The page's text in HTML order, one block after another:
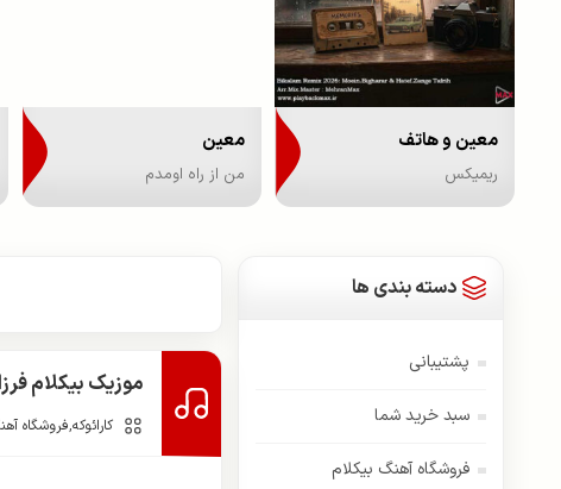
معین و هاتف
ریمیکس
معین
من از راه اومدم
موزیک بیکلام
کارائوکه,فروشگاه
دسته بندی ها
پشتیبانی
سبد خرید شما
فروشگاه آهنگ بیکلام